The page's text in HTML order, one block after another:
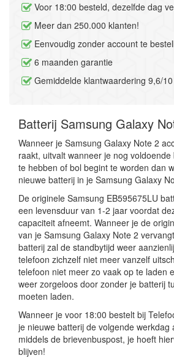
Voor 18:00 besteld, dezelfde dag
Meer dan 250.000 klanten!
Eenvoudig zonder account te
6 maanden garantie
Gemiddelde klantwaardering 9,6/10
Batterij Samsung Galaxy
Wanneer je Samsung Galaxy Note 2
raakt, uitvalt wanneer je nog
te hebben of bol begint te worden dan
nieuwe batterij in je Samsung Galaxy
De originele Samsung EB595675LU
een levensduur van 1-2 jaar voordat
capaciteit afneemt. Wanneer je de
van je Samsung Galaxy Note 2
batterij zal de standbytijd weer
telefoon zichzelf niet meer vanzelf
telefoon niet meer zo vaak op te laden
weer zorgeloos door zonder je batterij
moeten laden.
Wanneer je voor 18:00 bestelt bij
je nieuwe batterij de volgende werkdag
middels de brievenbuspost, je hoeft
blijven!